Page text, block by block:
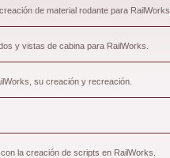
de material rodante para RailWorks.
y vistas de cabina para RailWorks.
su creación y recreación.
la creación de scripts en RailWorks.